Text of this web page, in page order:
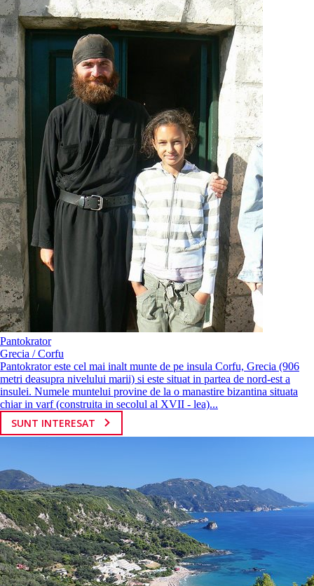
Pantokrator
Grecia / Corfu
Pantokrator este cel mai inalt munte de pe insula Corfu, Grecia (906
metri deasupra nivelului marii) si este situat in partea de nord-est a
insulei. Numele muntelui provine de la o manastire bizantina situata
chiar in varf (construita in secolul al XVII - lea)...
SUNT INTERESAT